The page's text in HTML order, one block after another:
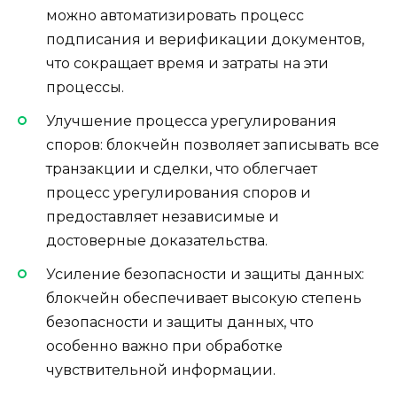
можно автоматизировать процесс
подписания и верификации документов,
что сокращает время и затраты на эти
процессы.
Улучшение процесса урегулирования
споров: блокчейн позволяет записывать все
транзакции и сделки, что облегчает
процесс урегулирования споров и
предоставляет независимые и
достоверные доказательства.
Усиление безопасности и защиты данных:
блокчейн обеспечивает высокую степень
безопасности и защиты данных, что
особенно важно при обработке
чувствительной информации.